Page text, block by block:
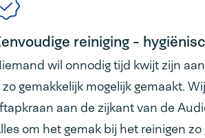
reiniging -
wil onnodig tijd kwijt zijn
zo gemakkelijk mogelijk gemaakt.
aan de zijkant van de
om het gemak bij het reinigen